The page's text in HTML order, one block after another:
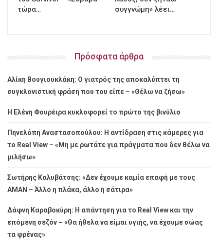
τώρα…
συγγνώμη» λέει…
Πρόσφατα άρθρα
Αλίκη Βουγιουκλάκη: Ο γιατρός της αποκαλύπτει τη
συγκλονιστική φράση που του είπε – «Θέλω να ζήσω»
Η Ελένη Φουρέιρα κυκλοφορεί το πρώτο της βινύλιο
Πηνελόπη Αναστασοπούλου: Η αντίδραση στις κάμερες για
το Real View – «Μη με ρωτάτε για πράγματα που δεν θέλω να
μιλήσω»
Σωτήρης Καλυβάτσης: «Δεν έχουμε καμία επαφή με τους
ΑΜΑΝ – Άλλο η πλάκα, άλλο η σάτιρα»
Δάφνη Καραβοκύρη: Η απάντηση για το Real View και την
επόμενη σεζόν – «Θα ήθελα να είμαι υγιής, να έχουμε σώας
τα φρένας»